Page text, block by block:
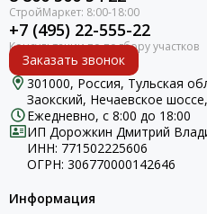
+7 (495) 22-555-22
Заказать звонок
301000, Россия, Тульская
Заокский, Нечаевское
Ежедневно, с 8:00 до 18:00
ИП Дорожкин Дмитрий
ИНН: 771502225606
ОГРН: 306770000142646
Информация